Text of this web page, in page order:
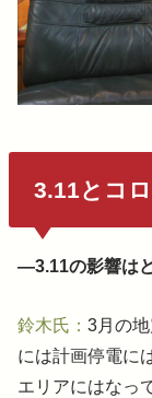
3.11とコ
―3.11の影響は
鈴木氏：3月の
には計画停電に
エリアにはなっ